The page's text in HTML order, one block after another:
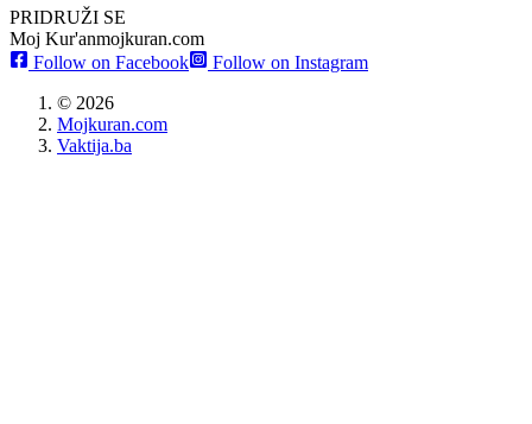
PRIDRUŽI SE
Moj Kur'anmojkuran.com
Follow on Facebook
Follow on Instagram
© 2026
Mojkuran.com
Vaktija.ba